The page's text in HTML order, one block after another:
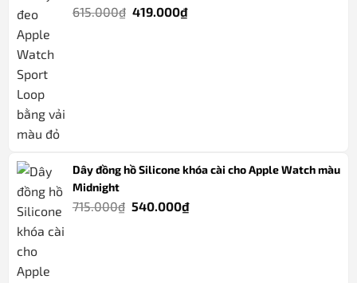
615.000₫ Giá
419.000₫Giá
Dây đồng hồ Silicone khóa cài cho Apple Watch màu
Midnight
715.000₫ Giá
540.000₫Giá